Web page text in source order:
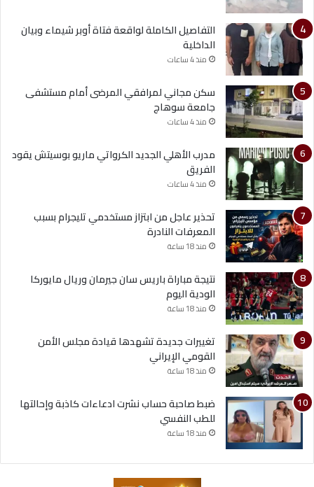
التفاصيل الكاملة لواقعة فتاة أوبر شيماء وبيان
الداخلية
منذ 4 ساعات
سكن مجاني لمرافقي المرضى أمام مستشفى
جامعة سوهاج
منذ 4 ساعات
مدرب الأهلي الجديد الكرواتي ماريو بوسيتش يقود
الفريق
منذ 4 ساعات
تحذير عاجل من ابتزاز مستخدمي تليجرام بسبب
المعرفات النادرة
منذ 18 ساعة
نتيجة مباراة باريس سان جيرمان وريال مايوركا
الودية اليوم
منذ 18 ساعة
تغييرات جديدة تشهدها قيادة مجلس الأمن
القومي الإيراني
منذ 18 ساعة
ضبط صاحبة حساب نشرت ادعاءات كاذبة وإحالتها
للطب النفسي
منذ 18 ساعة